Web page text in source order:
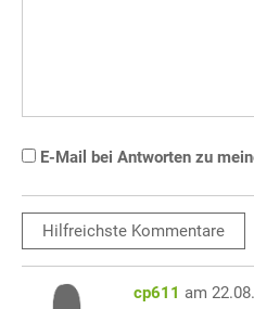
E-Mail bei Antworten zu
Hilfreichste Kommentare
cp611 am